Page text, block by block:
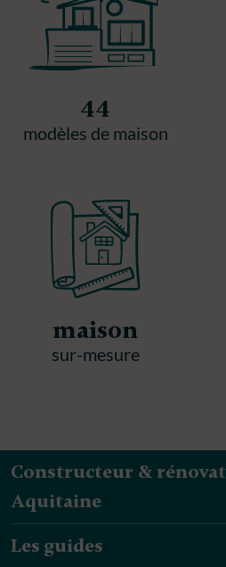
44
modèles de maison
maison
sur-mesure
Constructeur &
Aquitaine
Les guides